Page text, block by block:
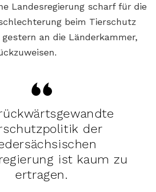
Landesregierung scharf für die
beim Tierschutz
an die Länderkammer,
der
ist kaum zu
ertragen.